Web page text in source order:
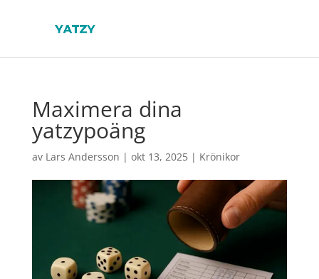
Maximera dina
yatzypoäng
av Lars Andersson | okt 13, 2025| Krönikor